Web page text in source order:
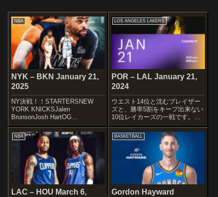
NBA
NYK – BKN January 21,
2025
NY決戦！！STARTERSNEW
YORK KNICKSJalen
BrunsonJosh HartOG
AnunobyMikal BridgesKarl-
Anthony Townsfirst up
pic.twitter.com/Rsi...
LOS ANGELES LAKERS
POR – LAL January 21,
2024
ウエスト14位と沈むブレイザー
ズと、勝率5割をキープ出来ない
10位レイカーズの一戦です。
STARTERSPORTLAND TRAIL
BLAZERSJabari WalkerDeandre
AytonJerami GrantMalcolm ...
NBA
LAC – HOU March 6,
BASKETBALL
Gordon Hayward